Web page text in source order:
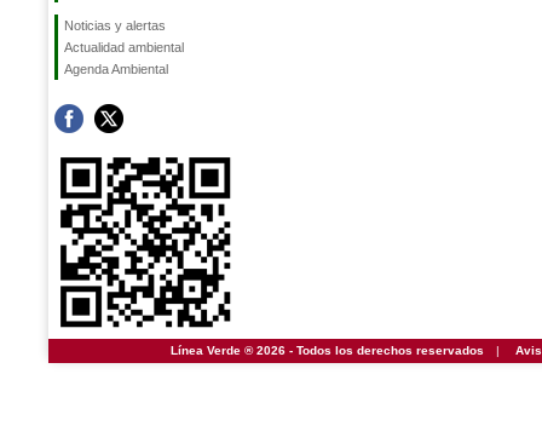
Noticias y alertas
Actualidad ambiental
Agenda Ambiental
Línea Verde ® 2026 - Todos los derechos reservados |